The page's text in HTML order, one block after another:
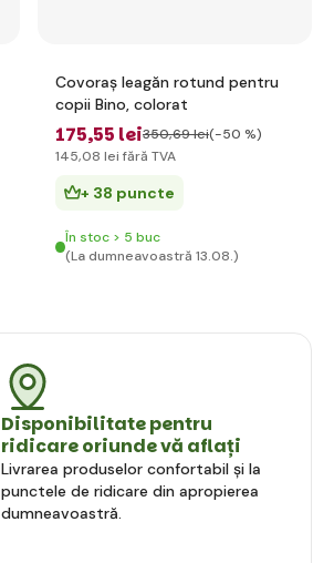
Covoraș leagăn rotund pentru
copii Bino, colorat
175,55 lei350,69 lei(-50 %)
145,08 lei fără TVA
+ 38 puncte
În stoc > 5 buc
(La dumneavoastră 13.08.)
Disponibilitate pentru
ridicare oriunde vă aflați
Livrarea produselor confortabil și la
punctele de ridicare din apropierea
dumneavoastră.